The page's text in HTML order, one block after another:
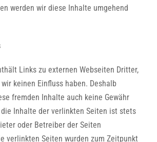
werden wir diese Inhalte umgehend
Links zu externen Webseiten Dritter,
keinen Einfluss haben. Deshalb
fremden Inhalte auch keine Gewähr
Inhalte der verlinkten Seiten ist stets
oder Betreiber der Seiten
verlinkten Seiten wurden zum Zeitpunkt